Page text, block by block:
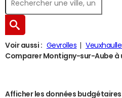
Voir aussi : Gevrolles
Comparer Montigny-sur-Aube à
Afficher les données budgétaires